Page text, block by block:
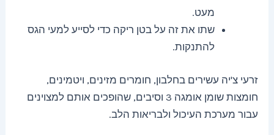
מעט.
שתו את זה על בטן ריקה כדי לסייע למעי הגס
להתנקות.
זרעי צ'יה עשירים בחלבון, חומרים מזינים, ויטמינים,
חומצות שומן אומגה 3 וסיבים, שהופכים אותם למצוינים
עבור מערכת העיכול ולבריאות הלב.